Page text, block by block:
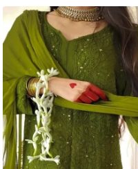
प
र
स
मी
क्षा
ध
र्म
ज्यो
ति